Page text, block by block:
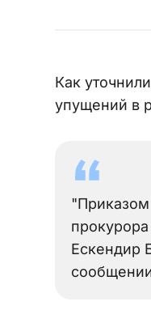
Как
упущений в
"Приказом
Ескендир